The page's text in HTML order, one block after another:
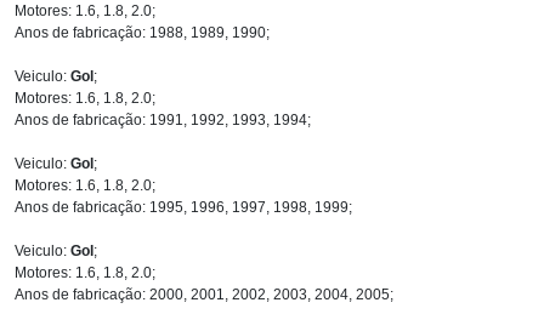
Motores: 1.6, 1.8, 2.0;
Anos de fabricação: 1988, 1989, 1990;
Veiculo: Gol;
Motores: 1.6, 1.8, 2.0;
Anos de fabricação: 1991, 1992, 1993, 1994;
Veiculo: Gol;
Motores: 1.6, 1.8, 2.0;
Anos de fabricação: 1995, 1996, 1997, 1998, 1999;
Veiculo: Gol;
Motores: 1.6, 1.8, 2.0;
Anos de fabricação: 2000, 2001, 2002, 2003, 2004, 2005;